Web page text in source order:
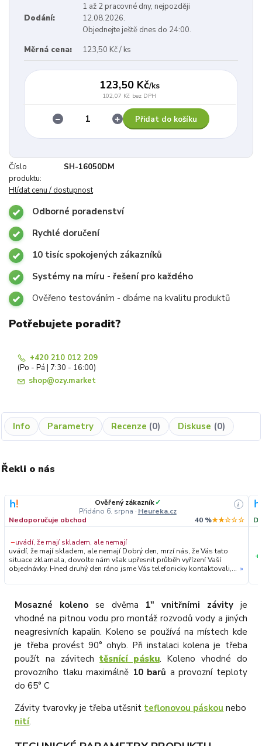
Dodání:
1 až 2 pracovné dny, nejpozději
12.08.2026.
Objednejte ještě dnes do 24:00.
Měrná cena:
123,50 Kč / ks
123,50 Kč/ks
102,07 Kč bez DPH
Přidat do košíku
Číslo
produktu:
SH-16050DM
Hlídat cenu / dostupnost
Odborné poradenství
Rychlé doručení
10 tisíc spokojených zákazníků
Systémy na míru - řešení pro každého
Ověřeno testováním - dbáme na kvalitu produktů
Potřebujete poradit?
+420 210 012 209
(Po - Pá | 7:30 - 16:00)
shop@ozy.market
Info Parametry Recenze 0 Diskuse 0
Řekli o nás
Ověřený zákazník✓
Přidáno 6. srpna · Heureka.cz
i
Nedoporučuje obchod 40 %★★☆☆☆
−uvádí, že mají skladem, ale nemají
uvádí, že mají skladem, ale nemají Dobrý den, mrzí nás, že Vás tato
situace zklamala, dovolte nám však upřesnit průběh vyřízení Vaší
objednávky. Hned druhý den ráno jsme Vás telefonicky kontaktovali,
prověřovali jeho dostupnost přímo u dodavatele. Jelikož zboží
všem jsme Vás obratem informovali a náležitě se omluvili.
Zakládáme si na férovém a rychlém jednání. O to více nás mrzí, že i
přes naši okamžitou reakci, osobní telefonát a maximální snahu náš
obchod nedoporučujete. Věříme, že nám v budoucnu dáte příležitost
přesvědčit Vás o kvalitě našich služeb. Tým OZY.market
»
+
Mosazné koleno se dvěma 1" vnitřními závityje
vhodné na pitnou vodu pro montáž rozvodů vody a jiných
neagresivních kapalin. Koleno se používá na místech kde
je třeba provést 90° ohyb. Při instalaci kolena je třeba
použít na závitechtěsnící pásku. Koleno vhodné do
provozního tlaku maximálně 10 barů a provozní teploty
do 65° C
Závity tvarovky je třeba utěsnit teflonovou páskou nebo
nití.